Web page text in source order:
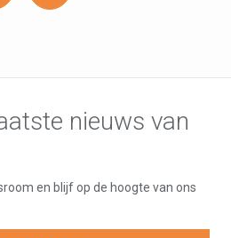
nieuws van
en blijf op de hoogte van ons